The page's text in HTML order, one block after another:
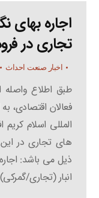
اجاره بهای
تجاری در
اخبار صنعت احداث
طبق اطلاع واصله
فعالان اقتصادی،
المللی اسلام
ذیل می باشد:
انبار (تجاری/